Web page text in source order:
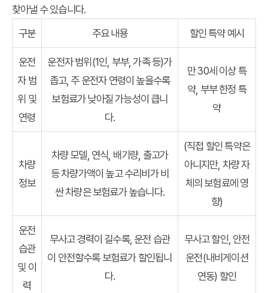
찾아낼 수 있습니다.
구분
주요 내용 할인 특약 예시
운전
자 범
위 및
연령
운전자 범위(1인, 부부, 가족 등)가
좁고, 주 운전자 연령이 높을수록
보험료가 낮아질 가능성이 큽니
다.
만 30세 이상 특
약, 부부 한정 특
약
차량
정보
차량 모델, 연식, 배기량, 출고가
등 차량가액이 높고 수리비가 비
싼 차량은 보험료가 높습니다.
(직접 할인 특약은
아니지만, 차량 자
체의 보험료에 영
향)
운전
습관
및 이
력
무사고 경력이 길수록, 운전 습관
이 안전할수록 보험료가 할인됩니
다.
무사고 할인, 안전
운전(내비게이션
연동) 할인